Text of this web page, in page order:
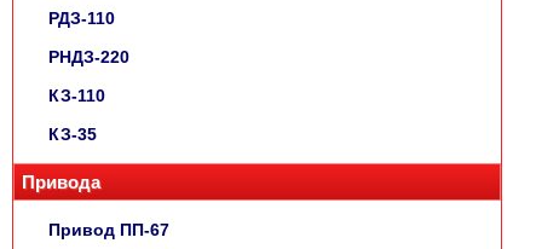
РДЗ-110
РНДЗ-220
КЗ-110
КЗ-35
Привода
Привод ПП-67